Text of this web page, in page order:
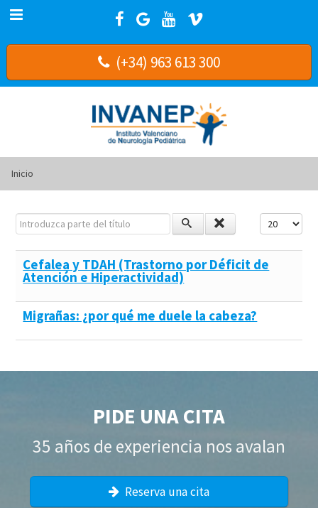
(+34) 963 613 300
Inicio
Introduzca parte del título Cantidad a
Cefalea y TDAH (Trastorno por Déficit de
Atención e Hiperactividad)
Migrañas: ¿por qué me duele la cabeza?
PIDE UNA CITA
35 años de experiencia nos avalan
Reserva una cita